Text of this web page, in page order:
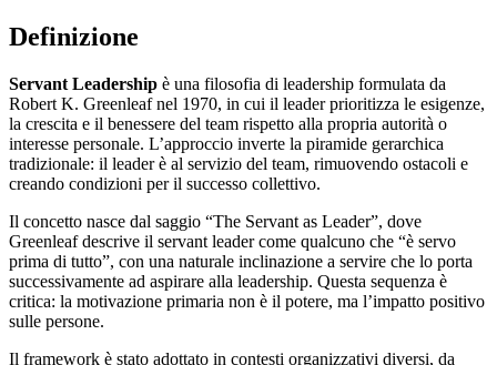
Definizione
Servant Leadership è una filosofia di leadership formulata da
Robert K. Greenleaf nel 1970, in cui il leader prioritizza le esigenze,
la crescita e il benessere del team rispetto alla propria autorità o
interesse personale. L’approccio inverte la piramide gerarchica
tradizionale: il leader è al servizio del team, rimuovendo ostacoli e
creando condizioni per il successo collettivo.
Il concetto nasce dal saggio “The Servant as Leader”, dove
Greenleaf descrive il servant leader come qualcuno che “è servo
prima di tutto”, con una naturale inclinazione a servire che lo porta
successivamente ad aspirare alla leadership. Questa sequenza è
critica: la motivazione primaria non è il potere, ma l’impatto positivo
sulle persone.
Il framework è stato adottato in contesti organizzativi diversi, da